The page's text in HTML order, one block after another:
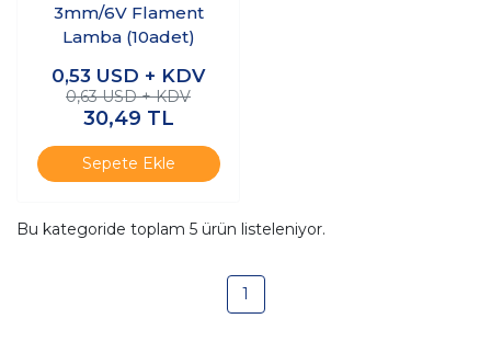
3mm/6V Flament
Lamba (10adet)
0,53 USD + KDV
0,63 USD + KDV
30,49 TL
Sepete Ekle
Bu kategoride toplam 5 ürün listeleniyor.
1